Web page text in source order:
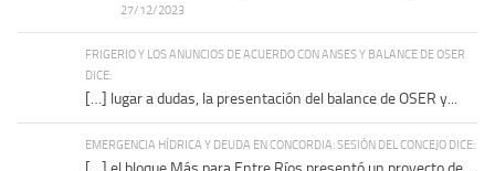
27/12/2023
FRIGERIO Y LOS ANUNCIOS DE ACUERDO CON ANSES Y BALANCE DE OSER
DICE:
[…] lugar a dudas, la presentación del balance de OSER y...
EMERGENCIA HÍDRICA Y DEUDA EN CONCORDIA: SESIÓN DEL CONCEJO DICE: